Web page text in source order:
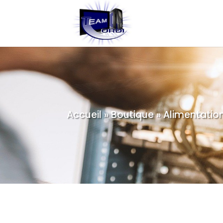
Accueil»Boutique»Alimentation